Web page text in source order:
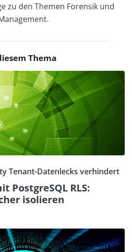
zu den Themen Forensik und
Thema
Tenant-Datenlecks verhindert
PostgreSQL RLS:
isolieren